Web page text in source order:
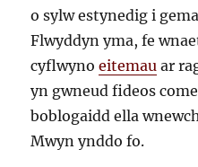
o sylw estynedig i
Flwyddyn yma, fe
cyflwynoeitemau ar
yn gwneud fideos
boblogaidd ella
Mwyn ynddo fo.